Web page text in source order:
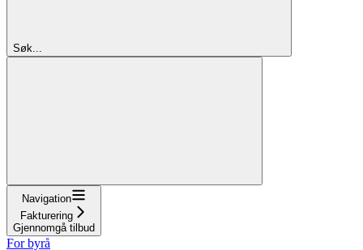
Søk...
Navigation
Fakturering
Gjennomgå tilbud
For byrå